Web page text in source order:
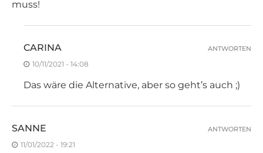
muss!
CARINA
10/11/2021 - 14:08
Das wäre die Alternative, aber so geht’s auch ;)
ANTWORTEN
SANNE
11/01/2022 - 19:21
ANTWORTEN